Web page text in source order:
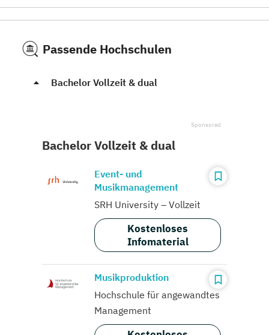
Passende Hochschulen
Bachelor Vollzeit & dual
Bachelor Vollzeit & dual
Event- und
Musikmanagement
SRH University – Vollzeit
Kostenloses
Infomaterial
Musikproduktion
Hochschule für angewandtes
Management